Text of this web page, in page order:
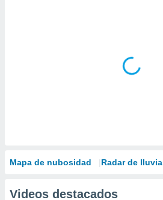
Mapa de nubosidad Radar de lluvia
Videos destacados